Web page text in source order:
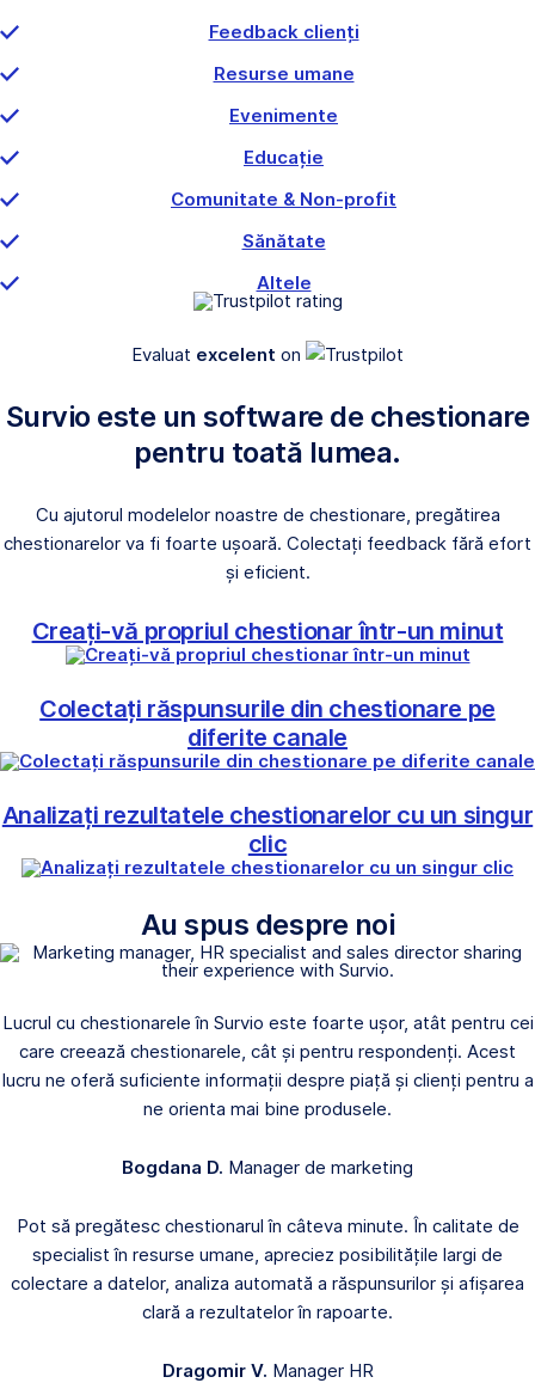
Feedback clienți
Resurse umane
Evenimente
Educație
Comunitate & Non-profit
Sănătate
Altele
Evaluat excelent on
Survio este un software de chestionare
pentru toată lumea.
Cu ajutorul modelelor noastre de chestionare, pregătirea
chestionarelor va fi foarte ușoară. Colectați feedback fără efort
și eficient.
Creați-vă propriul chestionar într-un minut
Colectați răspunsurile din chestionare pe
diferite canale
Analizați rezultatele chestionarelor cu un singur
clic
Au spus despre noi
Lucrul cu chestionarele în Survio este foarte ușor, atât pentru cei
care creează chestionarele, cât și pentru respondenți. Acest
lucru ne oferă suficiente informații despre piață și clienți pentru a
ne orienta mai bine produsele.
Bogdana D. Manager de marketing
Pot să pregătesc chestionarul în câteva minute. În calitate de
specialist în resurse umane, apreciez posibilitățile largi de
colectare a datelor, analiza automată a răspunsurilor și afișarea
clară a rezultatelor în rapoarte.
Dragomir V. Manager HR